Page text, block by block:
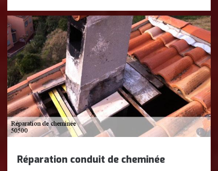
Réparation conduit de cheminée